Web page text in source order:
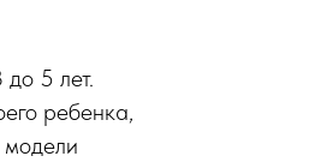
5 лет.
ребенка,